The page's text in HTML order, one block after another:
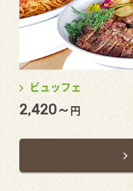
ビュッフェ
2,420～円